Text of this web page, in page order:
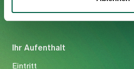
Ihr Aufenthalt
Eintritt